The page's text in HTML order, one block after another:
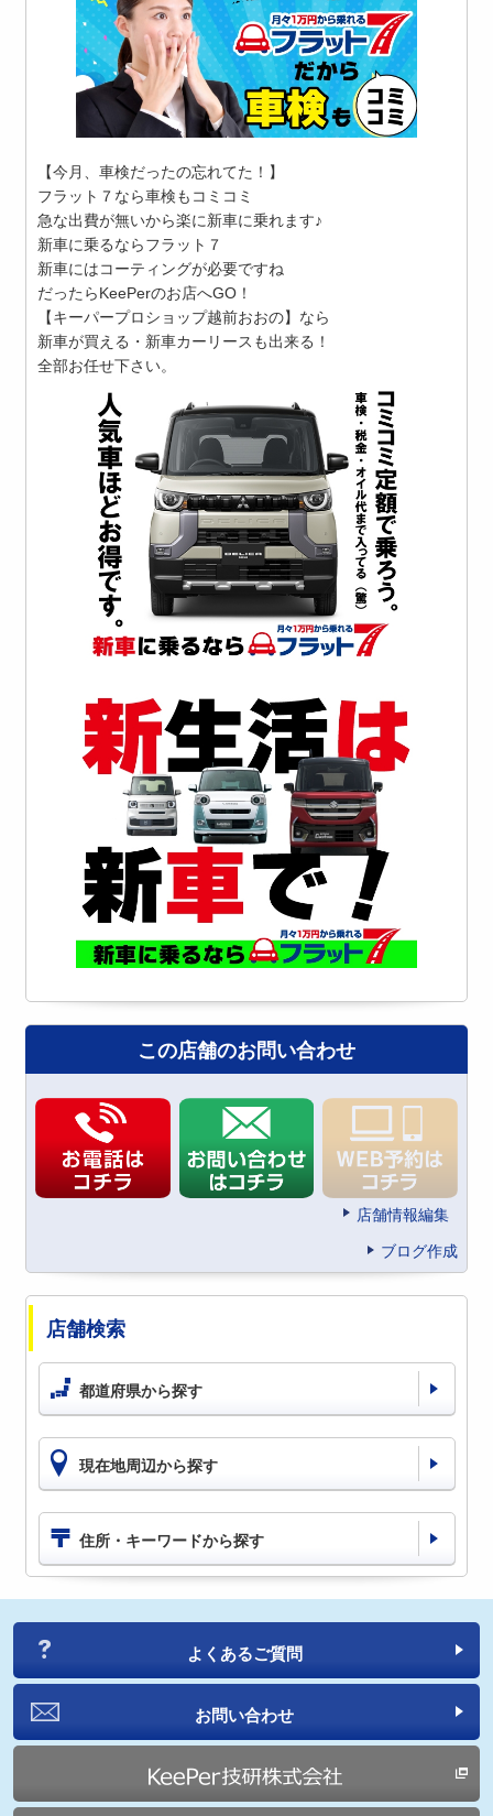
【今月、車検だったの忘れてた！】
フラット７なら車検もコミコミ
急な出費が無いから楽に新車に乗れます♪
新車に乗るならフラット７
新車にはコーティングが必要ですね
だったらKeePerのお店へGO！
【キーパープロショップ越前おおの】なら
新車が買える・新車カーリースも出来る！
全部お任せ下さい。
この店舗のお問い合わせ
店舗情報編集
ブログ作成
店舗検索
都道府県から探す
現在地周辺から探す
住所・キーワードから探す
よくあるご質問
お問い合わせ